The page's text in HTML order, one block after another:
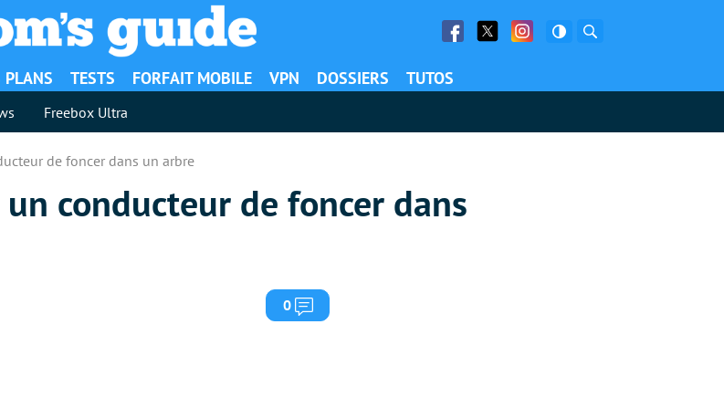
Facebook
Twitter Facebook
PLANS TESTS FORFAIT MOBILE VPN DOSSIERS TUTOS
Freebox Ultra
de foncer dans un arbre
conducteur de foncer dans
0 Commentaires